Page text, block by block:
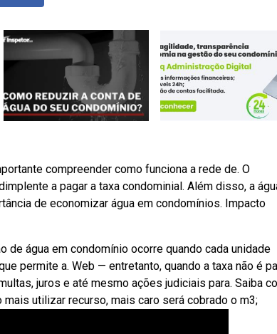
compreender como funciona a rede de. O
a pagar a taxa condominial. Além disso, a
de economizar água em condomínios. Impacto
água em condomínio ocorre quando cada unidade
permite a. Web — entretanto, quando a taxa não é
juros e até mesmo ações judiciais para. Saiba
utilizar recurso, mais caro será cobrado o m3;